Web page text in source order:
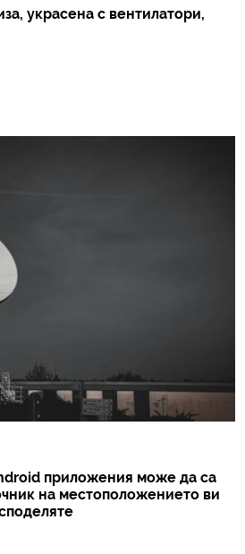
украсена с вентилатори,
приложения може да са
на местоположението ви